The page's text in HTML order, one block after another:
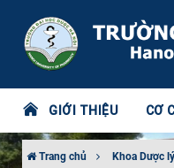
GIỚI THIỆU CƠ
Trang chủ Khoa Dược